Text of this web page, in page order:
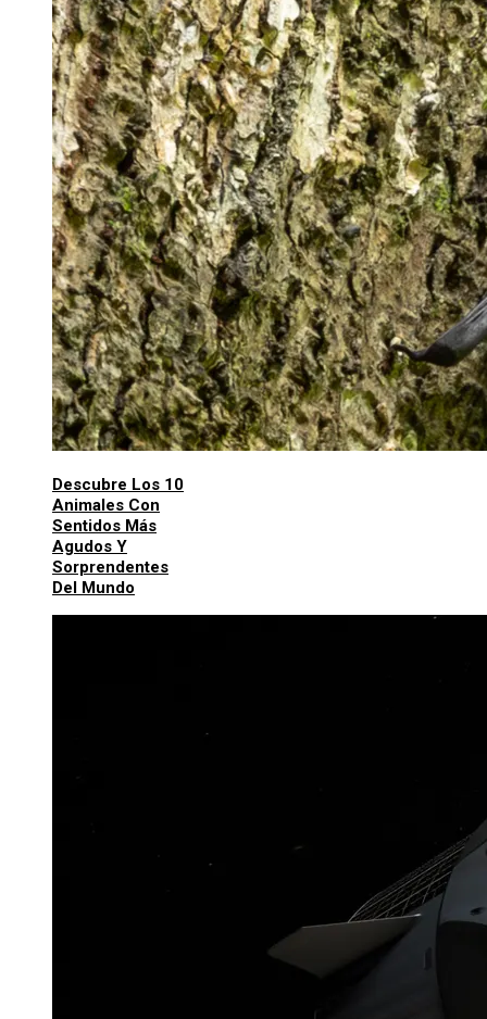
Descubre Los 10
Animales Con
Sentidos Más
Agudos Y
Sorprendentes
Del Mundo